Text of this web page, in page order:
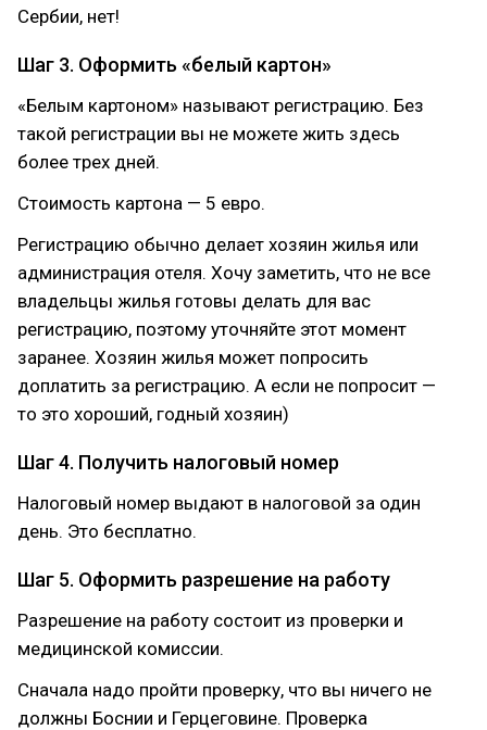
Сербии, нет!
Шаг 3. Оформить «белый картон»
«Белым картоном» называют регистрацию. Без
такой регистрации вы не можете жить здесь
более трех дней.
Стоимость картона — 5 евро.
Регистрацию обычно делает хозяин жилья или
администрация отеля. Хочу заметить, что не все
владельцы жилья готовы делать для вас
регистрацию, поэтому уточняйте этот момент
заранее. Хозяин жилья может попросить
доплатить за регистрацию. А если не попросит —
то это хороший, годный хозяин)
Шаг 4. Получить налоговый номер
Налоговый номер выдают в налоговой за один
день. Это бесплатно.
Шаг 5. Оформить разрешение на работу
Разрешение на работу состоит из проверки и
медицинской комиссии.
Сначала надо пройти проверку, что вы ничего не
должны Боснии и Герцеговине. Проверка